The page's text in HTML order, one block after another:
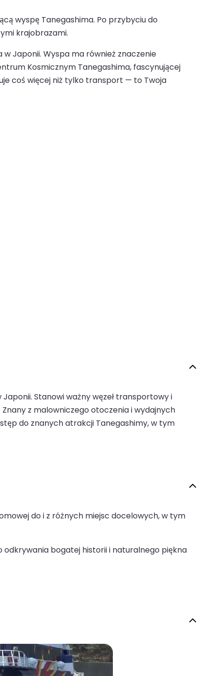
wyspę Tanegashima. Po przybyciu do
krajobrazami.
Japonii. Wyspa ma również znaczenie
Kosmicznym Tanegashima, fascynującej
coś więcej niż tylko transport — to Twoja
Stanowi ważny węzeł transportowy i
z malowniczego otoczenia i wydajnych
do znanych atrakcji Tanegashimy, w tym
do i z różnych miejsc docelowych, w tym
odkrywania bogatej historii i naturalnego piękna